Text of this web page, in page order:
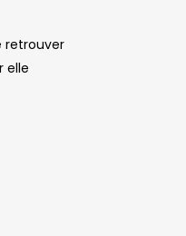
retrouver
elle